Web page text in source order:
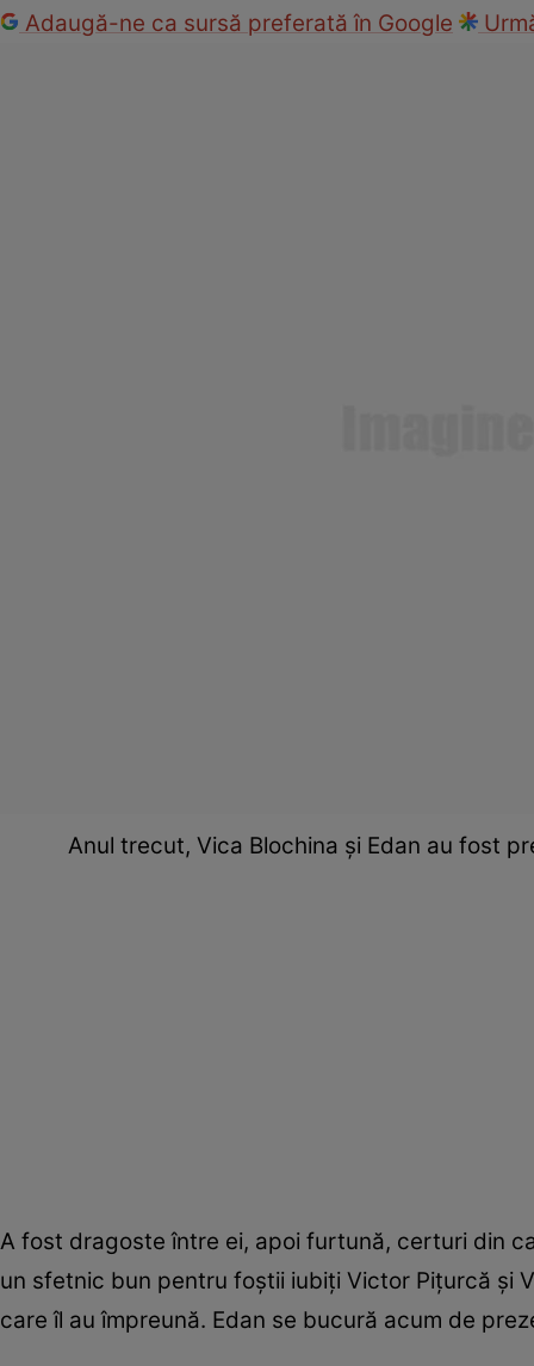
Adaugă-ne ca sursă preferată în Google
Anul trecut, Vica Blochina şi Edan au fost
A fost dragoste între ei, apoi furtună, certuri din
un sfetnic bun pentru foştii iubiţi Victor Piţurcă şi
care îl au împreună. Edan se bucură acum de